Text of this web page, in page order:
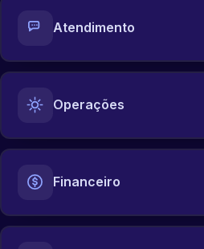
Atendimento
Operações
Financeiro